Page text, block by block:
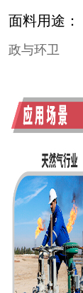
面料用途：
政与环卫